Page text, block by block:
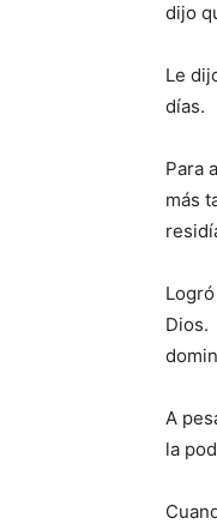
dijo
Le
días.
Para
más
Dios.
A
la